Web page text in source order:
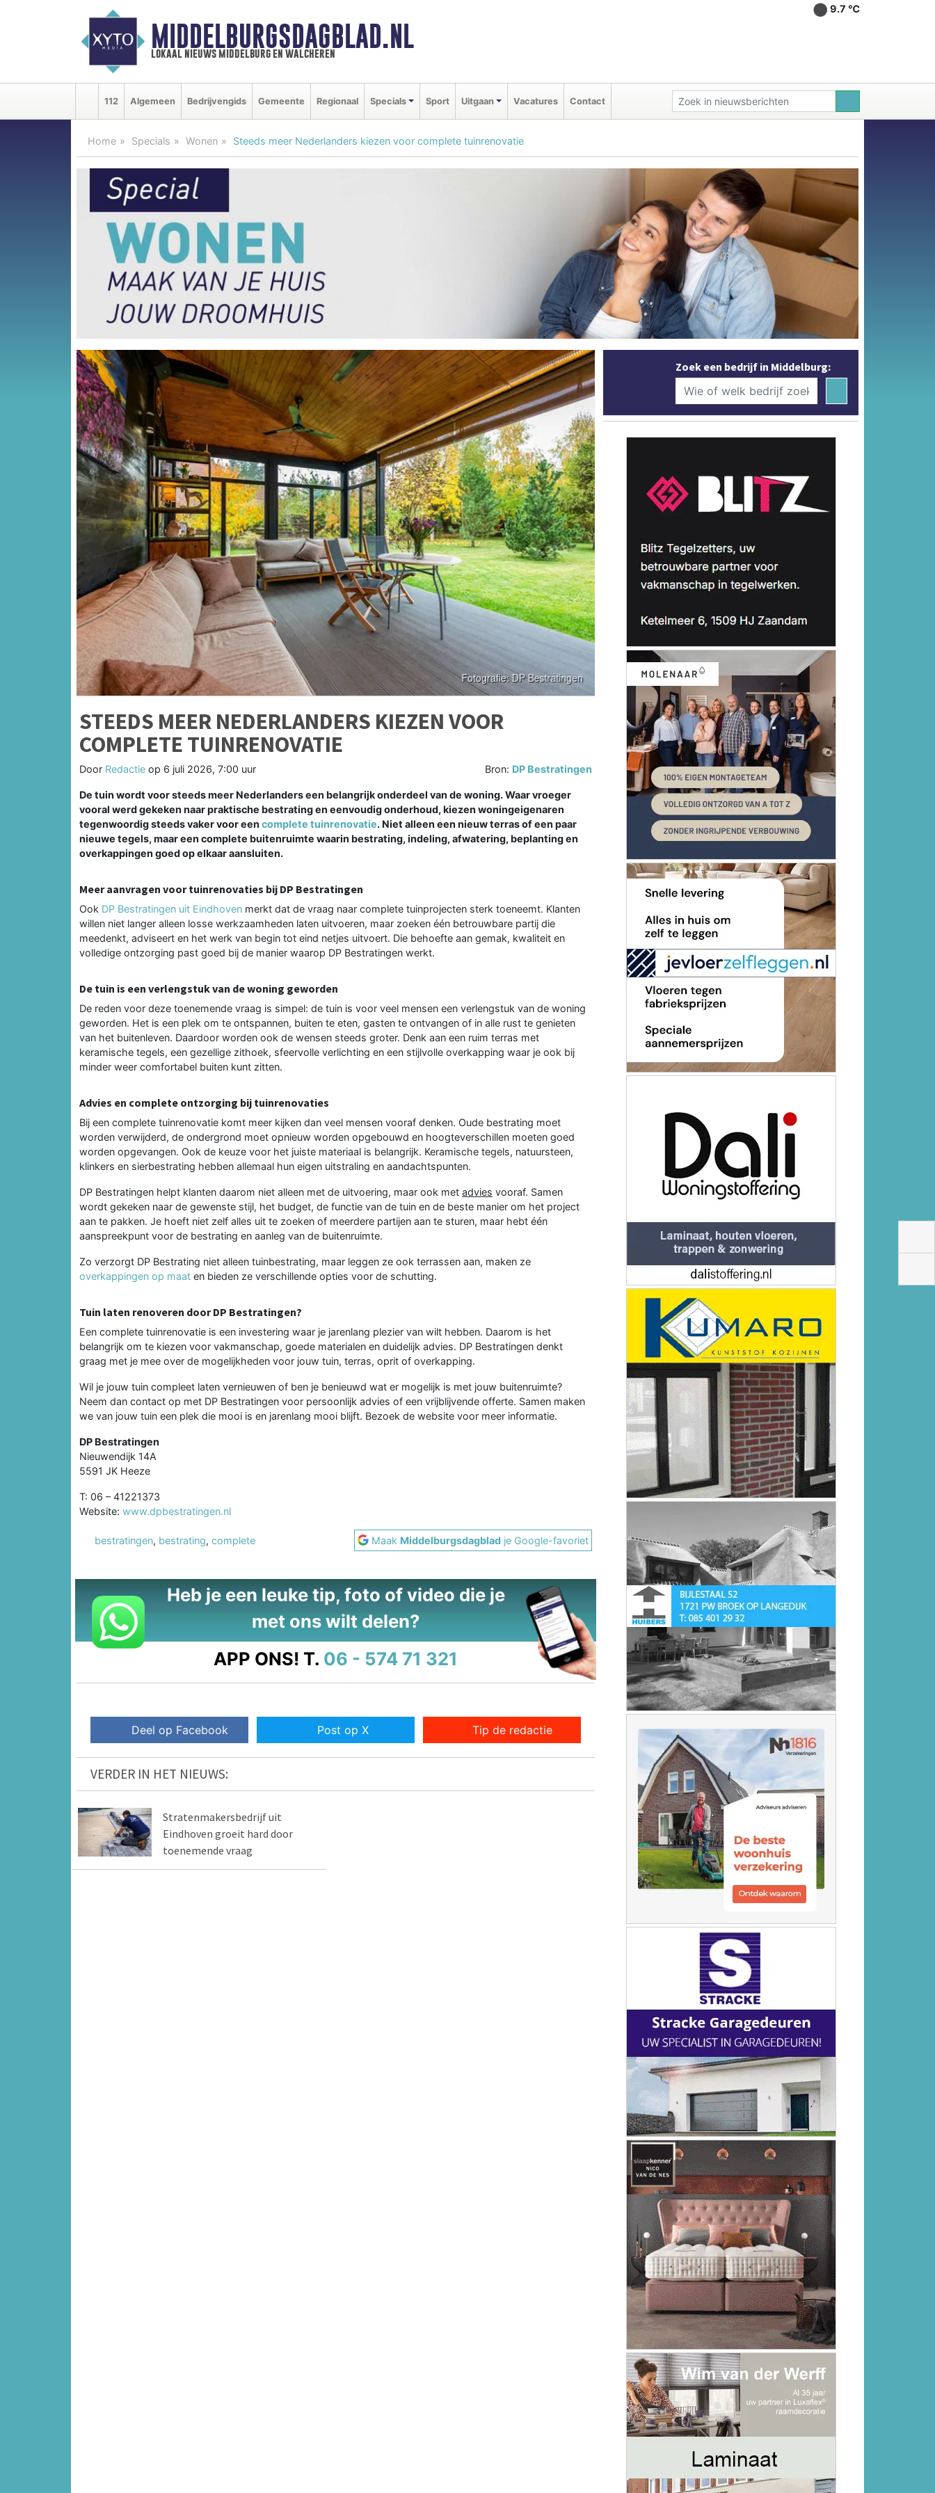
MIDDELBURGSDAGBLAD.NL
lokaal nieuws middelburg en walcheren
9.7 ℃
112 Algemeen Bedrijvengids Gemeente Regionaal Specials Sport Uitgaan Vacatures Contact
Home Specials Wonen Steeds meer Nederlanders kiezen voor complete tuinrenovatie
STEEDS MEER NEDERLANDERS KIEZEN VOOR
COMPLETE TUINRENOVATIE
Door Redactie op 6 juli 2026, 7:00 uur Bron: DP Bestratingen
De tuin wordt voor steeds meer Nederlanders een belangrijk onderdeel van de woning. Waar vroeger
vooral werd gekeken naar praktische bestrating en eenvoudig onderhoud, kiezen woningeigenaren
tegenwoordig steeds vaker voor een complete tuinrenovatie. Niet alleen een nieuw terras of een paar
nieuwe tegels, maar een complete buitenruimte waarin bestrating, indeling, afwatering, beplanting en
overkappingen goed op elkaar aansluiten.
Meer aanvragen voor tuinrenovaties bij DP Bestratingen
Ook DP Bestratingen uit Eindhoven merkt dat de vraag naar complete tuinprojecten sterk toeneemt. Klanten
willen niet langer alleen losse werkzaamheden laten uitvoeren, maar zoeken één betrouwbare partij die
meedenkt, adviseert en het werk van begin tot eind netjes uitvoert. Die behoefte aan gemak, kwaliteit en
volledige ontzorging past goed bij de manier waarop DP Bestratingen werkt.
De tuin is een verlengstuk van de woning geworden
De reden voor deze toenemende vraag is simpel: de tuin is voor veel mensen een verlengstuk van de woning
geworden. Het is een plek om te ontspannen, buiten te eten, gasten te ontvangen of in alle rust te genieten
van het buitenleven. Daardoor worden ook de wensen steeds groter. Denk aan een ruim terras met
keramische tegels, een gezellige zithoek, sfeervolle verlichting en een stijlvolle overkapping waar je ook bij
minder weer comfortabel buiten kunt zitten.
Advies en complete ontzorging bij tuinrenovaties
Bij een complete tuinrenovatie komt meer kijken dan veel mensen vooraf denken. Oude bestrating moet
worden verwijderd, de ondergrond moet opnieuw worden opgebouwd en hoogteverschillen moeten goed
worden opgevangen. Ook de keuze voor het juiste materiaal is belangrijk. Keramische tegels, natuursteen,
klinkers en sierbestrating hebben allemaal hun eigen uitstraling en aandachtspunten.
DP Bestratingen helpt klanten daarom niet alleen met de uitvoering, maar ook met advies vooraf. Samen
wordt gekeken naar de gewenste stijl, het budget, de functie van de tuin en de beste manier om het project
aan te pakken. Je hoeft niet zelf alles uit te zoeken of meerdere partijen aan te sturen, maar hebt één
aanspreekpunt voor de bestrating en aanleg van de buitenruimte.
Zo verzorgt DP Bestrating niet alleen tuinbestrating, maar leggen ze ook terrassen aan, maken ze
overkappingen op maat en bieden ze verschillende opties voor de schutting.
Tuin laten renoveren door DP Bestratingen?
Een complete tuinrenovatie is een investering waar je jarenlang plezier van wilt hebben. Daarom is het
belangrijk om te kiezen voor vakmanschap, goede materialen en duidelijk advies. DP Bestratingen denkt
graag met je mee over de mogelijkheden voor jouw tuin, terras, oprit of overkapping.
Wil je jouw tuin compleet laten vernieuwen of ben je benieuwd wat er mogelijk is met jouw buitenruimte?
Neem dan contact op met DP Bestratingen voor persoonlijk advies of een vrijblijvende offerte. Samen maken
we van jouw tuin een plek die mooi is en jarenlang mooi blijft. Bezoek de website voor meer informatie.
DP Bestratingen
Nieuwendijk 14A
5591 JK Heeze
T: 06 – 41221373
Website: www.dpbestratingen.nl
bestratingen, bestrating, complete Maak Middelburgsdagblad je Google-favoriet
Heb je een leuke tip, foto of video die je
met ons wilt delen?
APP ONS! T. 06 - 574 71 321
Deel op Facebook Post op X Tip de redactie
VERDER IN HET NIEUWS:
Stratenmakersbedrijf uit
Eindhoven groeit hard door
toenemende vraag
Zoek een bedrijf in Middelburg: